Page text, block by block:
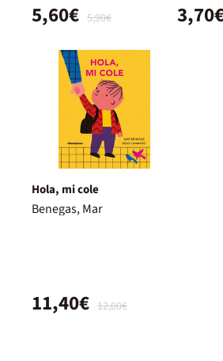
5,90€
5,60€
Hola, mi cole
Benegas, Mar
12,00€
11,40€